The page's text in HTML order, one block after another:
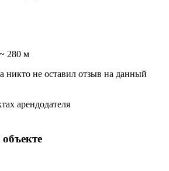
280 м
никто не оставил отзыв на данный
арендодателя